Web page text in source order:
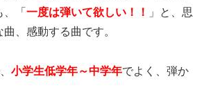
「 一度は弾いて欲しい！！
」と、思
、感動する曲です。
小学生低学年～中学年でよく、弾か